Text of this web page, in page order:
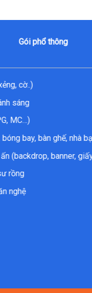
Cổng chào,
Thiết kế, in ấn